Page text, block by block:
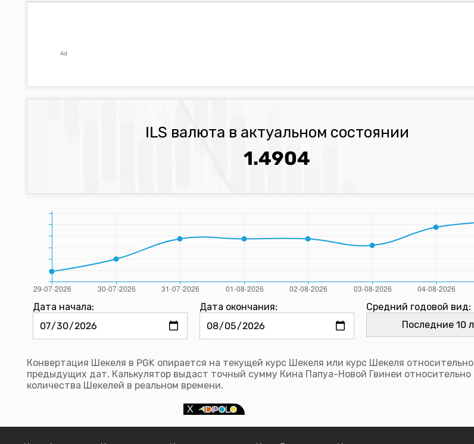
Ad
ILS валюта в актуальном состоянии
1.4904
Дата начала: Дата окончания: Средний годовой вид:
Конвертация Шекеля в PGK опирается на текущей курс Шекеля или курс Шекеля относительно
предыдущих дат. Калькулятор выдаст точный сумму Кина Папуа-Новой Гвинеи относительно
количества Шекелей в реальном времени.